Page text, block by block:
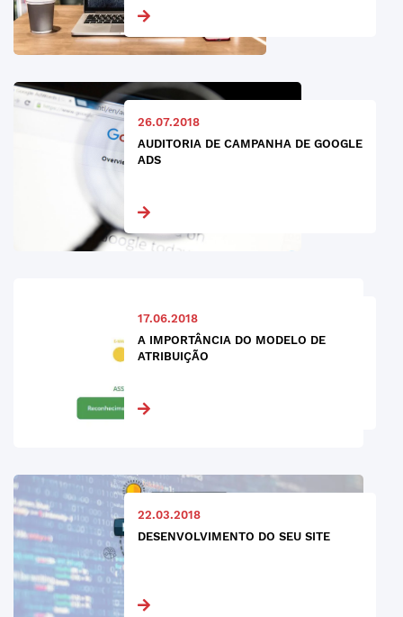
26.07.2018
AUDITORIA DE CAMPANHA DE GOOGLE
ADS
17.06.2018
A IMPORTÂNCIA DO MODELO DE
ATRIBUIÇÃO
22.03.2018
DESENVOLVIMENTO DO SEU SITE